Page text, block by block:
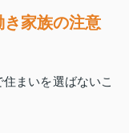
家族の注意
まいを選ばないこ